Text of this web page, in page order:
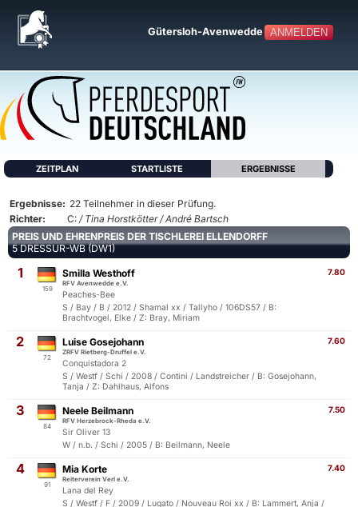
ANMELDEN
Gütersloh-Avenwedde
ZEITPLAN STARTLISTE ERGEBNISSE
Ergebnisse: 22 Teilnehmer in dieser Prüfung.
Richter:
C: / Tina Horstkötter / André Bartsch
PREIS UND EHRENPREIS DER TISCHLEREI ELLENDORFF
5 DRESSUR-WB (DW1)
1
159
7.80
Smilla Westhoff
RFV Avenwedde e.V.
Peaches-Bee
S / Bay / B / 2012 / Shamal xx / Tallyho / 106DS57 / B:
Brachtvogel, Elke / Z: Bray, Miriam
2
72
7.60
Luise Gosejohann
ZRFV Rietberg-Druffel e.V.
Conquistadora 2
S / Westf / Schi / 2008 / Contini / Landstreicher / B: Gosejohann,
Tanja / Z: Dahlhaus, Alfons
3
84
7.50
Neele Beilmann
RFV Herzebrock-Rheda e.V.
Sir Oliver 13
W / n.b. / Schi / 2005 / B: Beilmann, Neele
4
91
7.40
Mia Korte
Reiterverein Verl e.V.
Lana del Rey
S / Westf / F / 2009 / Lugato / Nouveau Roi xx / B: Lammert, Anja /